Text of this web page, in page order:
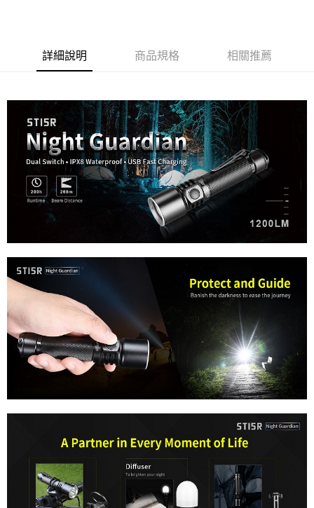
易，需依本服務之必要範圍內提供個人資料，並將交易相關給付款項請求債
權轉讓予恩沛科技股份有限公司。
２．關於個人資料處理事宜，請瀏覽以下網址：
３．未成年的使用者請事先徵得法定代理人或監護人之同意方可使用
「AFTEE先享後付」，若未經同意申辦者引起之損失，本公司不負相關責
任。
４．使用「AFTEE先享後付」時，將依據個別帳號之用戶狀況，依本公司即
時審查核予不同之上限額度；若仍有額度不足之情形，本公司將視審查結果
請求用戶進行身份認證。
５．嚴禁一人註冊多個帳號或使用他人資訊註冊。若發現惡意使用之情形，
恩沛科技股份有限公司將有權停止該用戶之使用額度並採取法律行動。
每筆NT$150，滿NT$2,000(含以上)免運費
每筆NT$400
貨到付款-黑貓
每筆NT$200，滿NT$2,000(含以上)免運費
國家/地區配送
詳細說明 商品規格 相關推薦